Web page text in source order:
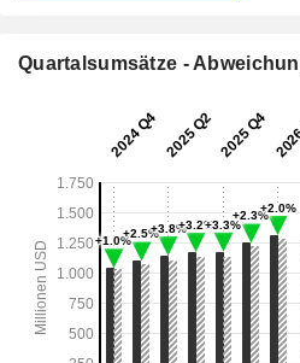
Quartalsumsätze -